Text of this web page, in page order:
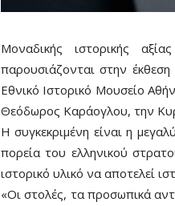
Μοναδικής ιστορικής
παρουσιάζονται στην
Εθνικό Ιστορικό Μουσείο
Θεόδωρος Καράογλου, την
Η συγκεκριμένη είναι η
πορεία του ελληνικού
ιστορικό υλικό να αποτελεί
«Οι στολές, τα προσωπικά